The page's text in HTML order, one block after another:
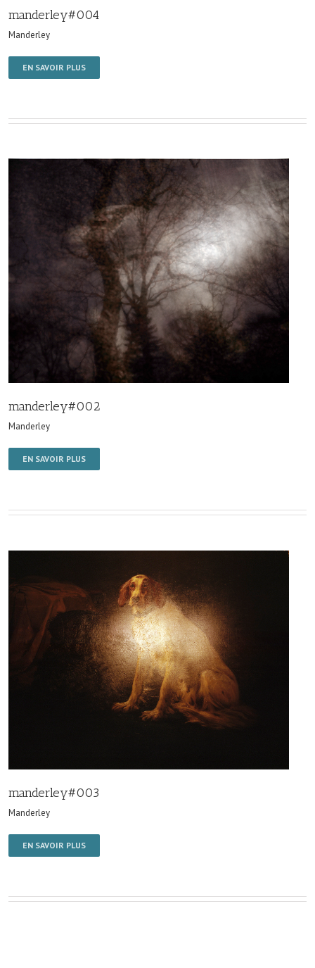
manderley#004
Manderley
EN SAVOIR PLUS
manderley#002
Manderley
EN SAVOIR PLUS
manderley#003
Manderley
EN SAVOIR PLUS